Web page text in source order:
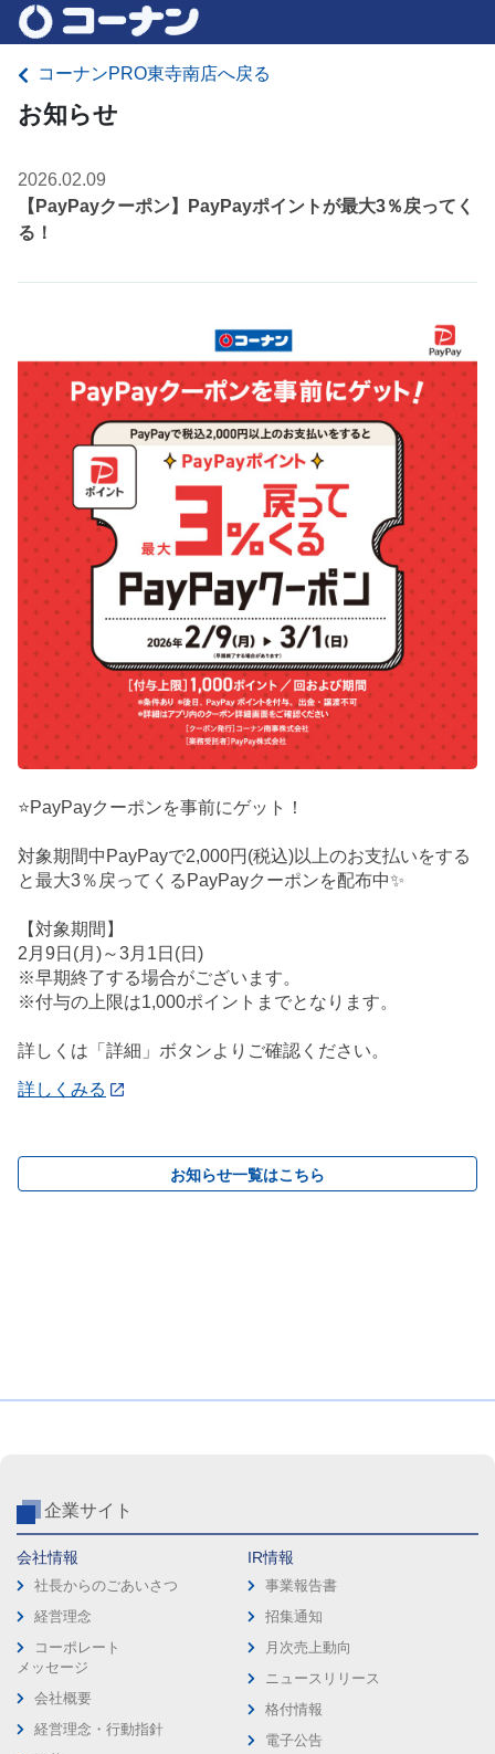
コーナンPRO東寺南店へ戻る
お知らせ
2026.02.09
【PayPayクーポン】PayPayポイントが最大3％戻ってく
る！
⭐PayPayクーポンを事前にゲット！
対象期間中PayPayで2,000円(税込)以上のお支払いをする
と最大3％戻ってくるPayPayクーポンを配布中✨
【対象期間】
2月9日(月)～3月1日(日)
※早期終了する場合がございます。
※付与の上限は1,000ポイントまでとなります。
詳しくは「詳細」ボタンよりご確認ください。
詳しくみる
お知らせ一覧はこちら
企業サイト
会社情報
社長からのごあいさつ
経営理念
コーポレート
メッセージ
会社概要
経営理念・行動指針
IR情報
事業報告書
招集通知
月次売上動向
ニュースリリース
格付情報
電子公告